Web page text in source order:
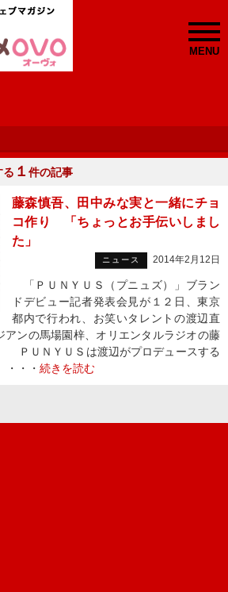
MENU
る １ 件の記事
藤森慎吾、田中みな実と一緒にチョ
コ作り 「ちょっとお手伝いしまし
た」
ニュース 2014年2月12日
「ＰＵＮＹＵＳ（プニュズ）」ブラン
ドデビュー記者発表会見が１２日、東京
都内で行われ、お笑いタレントの渡辺直
アンの馬場園梓、オリエンタルラジオの藤
ＰＵＮＹＵＳは渡辺がプロデュースする
・・・ 続きを読む